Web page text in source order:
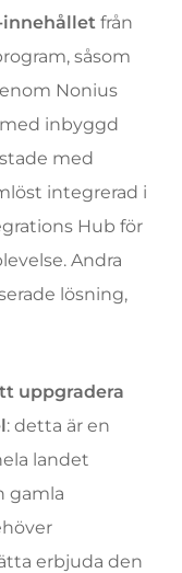
innehållet från
såsom
Nonius
med inbyggd
med
integrerad i
Hub för
Andra
lösning,
uppgradera
: detta är en
landet
gamla
erbjuda den